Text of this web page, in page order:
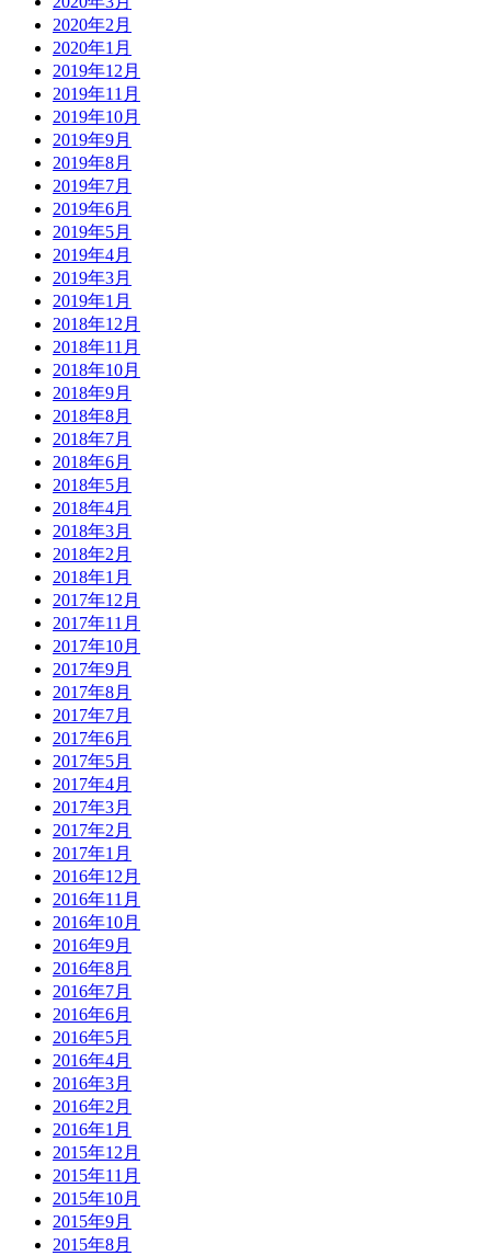
2017年5月
2017年4月
2017年3月
2017年2月
2017年1月
2016年12月
2016年11月
2016年10月
2016年9月
2016年8月
2016年7月
2016年6月
2016年5月
2016年4月
2016年3月
2016年2月
2016年1月
2015年12月
2015年11月
2015年10月
2015年9月
2015年8月
2015年7月
2015年6月
2015年5月
2015年4月
2015年3月
2015年2月
2015年1月
2014年12月
2014年11月
2014年10月
2014年9月
2014年8月
2014年7月
2014年6月
2014年5月
2014年4月
2014年3月
2014年2月
カテゴリー
YOKOHAMA CHALLENGER’S VOICE
エリアリポート
テーマリポート
ローカルグッドイベント
ローカルグッドニュース
ローカルグッドプレイヤー
編集部からのお知らせ
Copyright © 2026 LOCAL GOOD YOKOHAMA